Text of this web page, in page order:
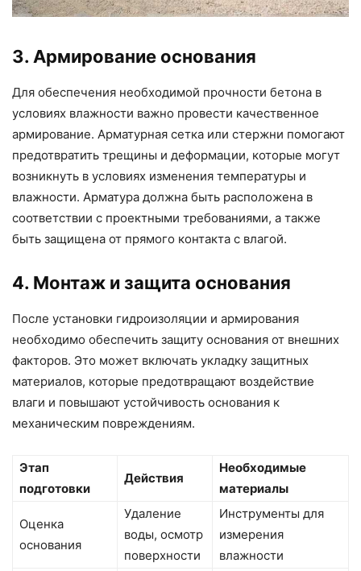
3. Армирование основания
Для обеспечения необходимой прочности бетона в
условиях влажности важно провести качественное
армирование. Арматурная сетка или стержни помогают
предотвратить трещины и деформации, которые могут
возникнуть в условиях изменения температуры и
влажности. Арматура должна быть расположена в
соответствии с проектными требованиями, а также
быть защищена от прямого контакта с влагой.
4. Монтаж и защита основания
После установки гидроизоляции и армирования
необходимо обеспечить защиту основания от внешних
факторов. Это может включать укладку защитных
материалов, которые предотвращают воздействие
влаги и повышают устойчивость основания к
механическим повреждениям.
Этап
подготовки
Действия
Необходимые
материалы
Оценка
основания
Удаление
воды, осмотр
поверхности
Инструменты для
измерения
влажности